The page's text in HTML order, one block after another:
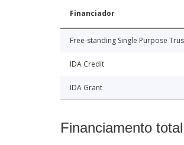
Financiador
Free-standing Single Purpose
IDA Credit
IDA Grant
Financiamento